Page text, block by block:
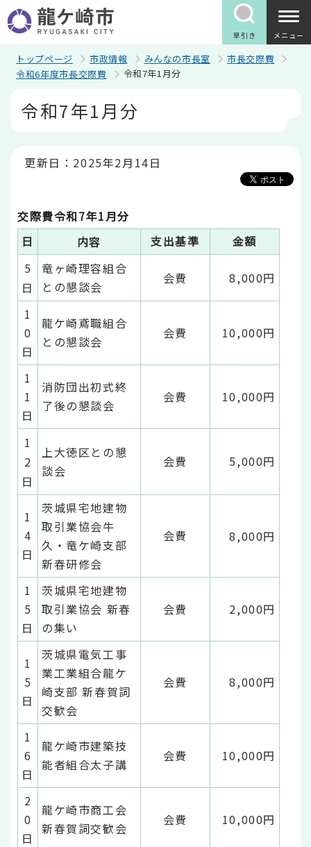
の
ペ
早引き メニュー
トップページ 市政情報 みんなの市長室
市長交際費
令和6年度市長交際費
令和7年1月分
令和7年1月分
更新日：2025年2月14日
交際費令和7年1月分
日
内容 支出基準
金額
5
日
竜ヶ崎理容組合
との懇談会
会費 8,000円
1
0
日
龍ケ崎鳶職組合
との懇談会
会費 10,000円
1
1
日
消防団出初式終
了後の懇談会
会費 10,000円
1
2
日
上大徳区との懇
談会
会費 5,000円
1
4
日
茨城県宅地建物
取引業協会牛
久・竜ケ崎支部
新春研修会
会費 8,000円
1
5
日
茨城県宅地建物
取引業協会 新春
の集い
会費 2,000円
1
5
日
茨城県電気工事
業工業組合龍ケ
崎支部 新春賀詞
交歓会
会費 8,000円
1
6
日
龍ケ崎市建築技
能者組合太子講
会費 10,000円
2
0
日
龍ケ崎市商工会
新春賀詞交歓会
会費 10,000円